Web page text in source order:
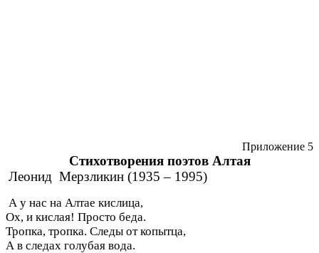
Приложение 5
Стихотворения поэтов Алтая
Леонид Мерзликин (1935 – 1995)
А у нас на Алтае кислица,
Ох, и кислая! Просто беда.
Тропка, тропка. Следы от копытца,
А в следах голубая вода.